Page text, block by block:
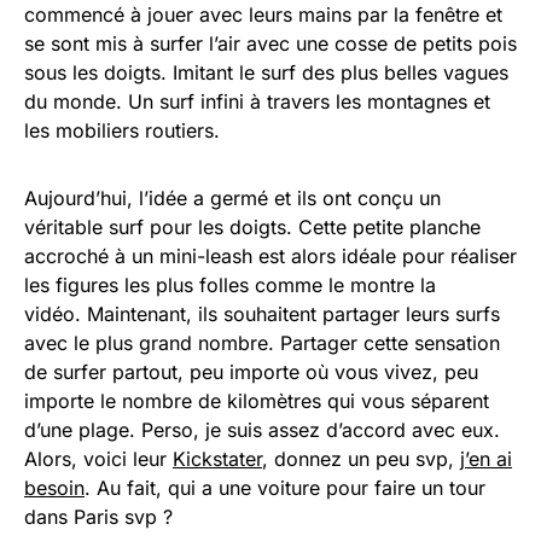
commencé à jouer avec leurs mains par la fenêtre et
se sont mis à surfer l’air avec une cosse de petits pois
sous les doigts. Imitant le surf des plus belles vagues
du monde. Un surf infini à travers les montagnes et
les mobiliers routiers.
Aujourd’hui, l’idée a germé et ils ont conçu un
véritable surf pour les doigts. Cette petite planche
accroché à un mini-leash est alors idéale pour réaliser
les figures les plus folles comme le montre la
vidéo. Maintenant, ils souhaitent partager leurs surfs
avec le plus grand nombre. Partager cette sensation
de surfer partout, peu importe où vous vivez, peu
importe le nombre de kilomètres qui vous séparent
d’une plage. Perso, je suis assez d’accord avec eux.
Alors, voici leur Kickstater, donnez un peu svp, j’en ai
besoin. Au fait, qui a une voiture pour faire un tour
dans Paris svp ?